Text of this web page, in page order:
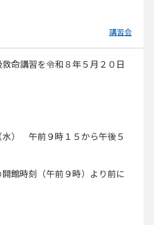
講習会
命講習を令和８年５月２０日
水） 午前９時１５から午後５
館時刻（午前９時）より前に